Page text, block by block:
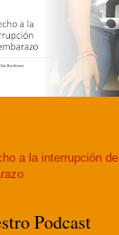
a la interrupción del
o
Podcast